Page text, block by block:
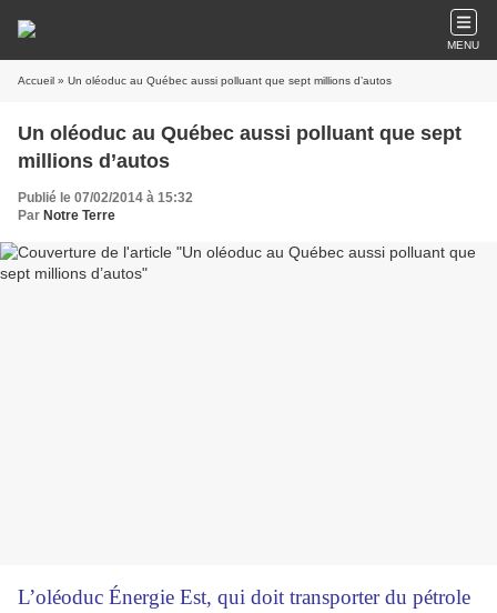
MENU
Accueil » Un oléoduc au Québec aussi polluant que sept millions d’autos
Un oléoduc au Québec aussi polluant que sept
millions d’autos
Publié le 07/02/2014 à 15:32
Par Notre Terre
L’oléoduc Énergie Est, qui doit transporter du pétrole